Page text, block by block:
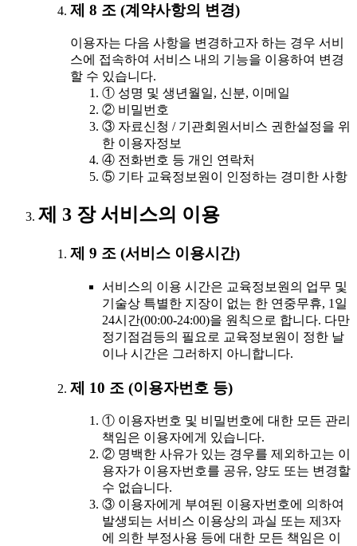
제 8 조 (계약사항의 변경)
이용자는 다음 사항을 변경하고자 하는 경우 서비
스에 접속하여 서비스 내의 기능을 이용하여 변경
할 수 있습니다.
① 성명 및 생년월일, 신분, 이메일
② 비밀번호
③ 자료신청 / 기관회원서비스 권한설정을 위
한 이용자정보
④ 전화번호 등 개인 연락처
⑤ 기타 교육정보원이 인정하는 경미한 사항
제 3 장 서비스의 이용
제 9 조 (서비스 이용시간)
서비스의 이용 시간은 교육정보원의 업무 및
기술상 특별한 지장이 없는 한 연중무휴, 1일
24시간(00:00-24:00)을 원칙으로 합니다. 다만
정기점검등의 필요로 교육정보원이 정한 날
이나 시간은 그러하지 아니합니다.
제 10 조 (이용자번호 등)
① 이용자번호 및 비밀번호에 대한 모든 관리
책임은 이용자에게 있습니다.
② 명백한 사유가 있는 경우를 제외하고는 이
용자가 이용자번호를 공유, 양도 또는 변경할
수 없습니다.
③ 이용자에게 부여된 이용자번호에 의하여
발생되는 서비스 이용상의 과실 또는 제3자
에 의한 부정사용 등에 대한 모든 책임은 이